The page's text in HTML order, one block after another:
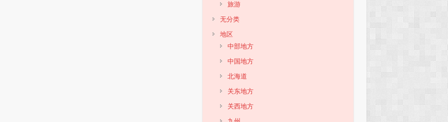
旅游
无分类
地区
中部地方
中国地方
北海道
关东地方
关西地方